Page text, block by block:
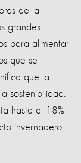
de la
grandes
para alimentar
que se
que la
sostenibilidad.
hasta el 18%
invernadero;